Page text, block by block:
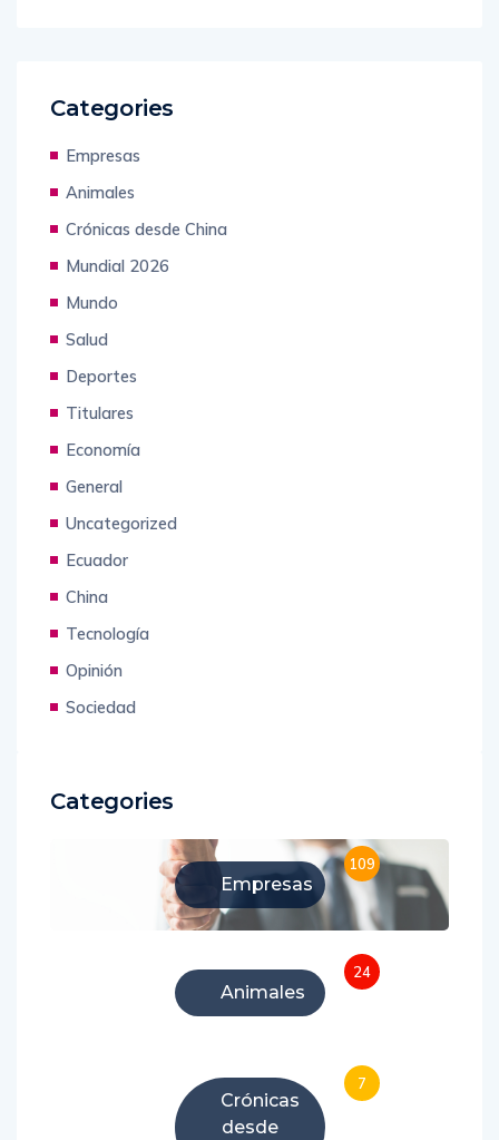
Categories
Empresas
Animales
Crónicas desde China
Mundial 2026
Mundo
Salud
Deportes
Titulares
Economía
General
Uncategorized
Ecuador
China
Tecnología
Opinión
Sociedad
Categories
Empresas
109
Animales
24
Crónicas
desde
7